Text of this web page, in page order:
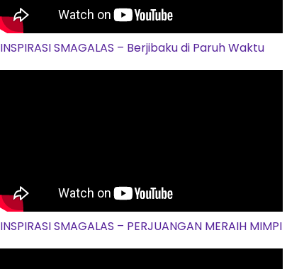
INSPIRASI SMAGALAS – Berjibaku di Paruh Waktu
INSPIRASI SMAGALAS – PERJUANGAN MERAIH MIMPI